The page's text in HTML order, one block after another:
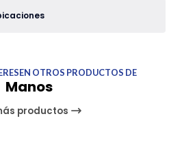
OTROS PRODUCTOS DE
Manos
productos